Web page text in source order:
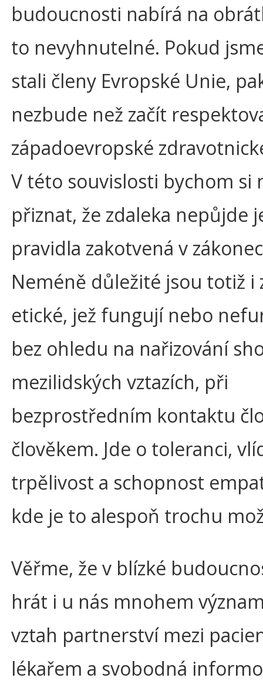
budoucnosti nabírá na
to nevyhnutelné. Pokud
stali členy Evropské Unie,
nezbude než začít
západoevropské
V této souvislosti bychom si
přiznat, že zdaleka nepůjde
pravidla zakotvená v
Neméně důležité jsou totiž i
etické, jež fungují nebo
bez ohledu na nařizování
mezilidských vztazích, při
bezprostředním kontaktu
člověkem. Jde o toleranci,
trpělivost a schopnost
kde je to alespoň trochu
Věřme, že v blízké
hrát i u nás mnohem
vztah partnerství mezi
lékařem a svobodná